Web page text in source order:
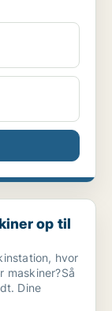
tons ...
op til
hvor
maskiner?Så
Dine